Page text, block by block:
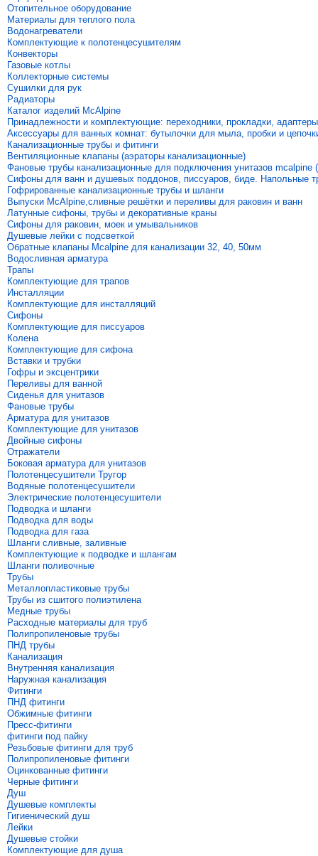
Отопительное оборудование
Материалы для теплого пола
Водонагреватели
Комплектующие к полотенцесушителям
Конвекторы
Газовые котлы
Коллекторные системы
Сушилки для рук
Радиаторы
Каталог изделий McAlpine
Принадлежности и комплектующие: переходники, прокладки, адаптеры
Аксессуары для ванных комнат: бутылочки для мыла, пробки и
Канализационные трубы и фитинги
Вентиляционные клапаны (аэраторы канализационные)
Фановые трубы канализационные для подключения унитазов mcalpine
Сифоны для ванн и душевых поддонов, писсуаров, биде. Напольные
Гофрированные канализационные трубы и шланги
Выпуски McAlpine,сливные решётки и переливы для раковин и ванн
Латунные сифоны, трубы и декоративные краны
Сифоны для раковин, моек и умывальников
Душевые лейки с подсветкой
Обратные клапаны Mcalpine для канализации 32, 40, 50мм
Водосливная арматура
Трапы
Комплектующие для трапов
Инсталляции
Комплектующие для инсталляций
Сифоны
Комплектующие для писсуаров
Колена
Комплектующие для сифона
Вставки и трубки
Гофры и эксцентрики
Переливы для ванной
Сиденья для унитазов
Фановые трубы
Арматура для унитазов
Комплектующие для унитазов
Двойные сифоны
Отражатели
Боковая арматура для унитазов
Полотенцесушители Тругор
Водяные полотенцесушители
Электрические полотенцесушители
Подводка и шланги
Подводка для воды
Подводка для газа
Шланги сливные, заливные
Комплектующие к подводке и шлангам
Шланги поливочные
Трубы
Металлопластиковые трубы
Трубы из сшитого полиэтилена
Медные трубы
Расходные материалы для труб
Полипропиленовые трубы
ПНД трубы
Канализация
Внутренняя канализация
Наружная канализация
Фитинги
ПНД фитинги
Обжимные фитинги
Пресс-фитинги
фитинги под пайку
Резьбовые фитинги для труб
Полипропиленовые фитинги
Оцинкованные фитинги
Черные фитинги
Душ
Душевые комплекты
Гигиенический душ
Лейки
Душевые стойки
Комплектующие для душа